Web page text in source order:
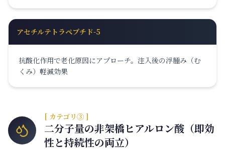
アセチルテトラペプチド-5
抗酸化作用で老化原因にアプローチ。注入後の浮腫み（む
くみ）軽減効果
[ カテゴリ③ ]
二分子量の非架橋ヒアルロン酸（即効
性と持続性の両立）